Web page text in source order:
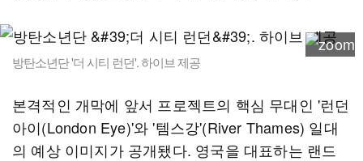
방탄소년단 '더 시티 런던'. 하이브 제공
본격적인 개막에 앞서 프로젝트의 핵심 무대인 '런던
아이(London Eye)'와 '템스강'(River Thames) 일대
의 예상 이미지가 공개됐다. 영국을 대표하는 랜드